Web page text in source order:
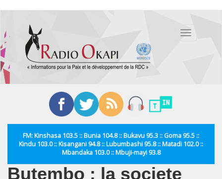
contenu
principal
Toggle
FM: Kinshasa 103.5 :: Bunia 104.8 :: Bukavu 95.3 :: Goma 95.5 ::
Kindu 103.0 :: Kisangani 94.8 :: Lubumbashi 95.8 :: Matadi 102.0 ::
Mbandaka 103.0 :: Mbuji-mayi 93.8
Butembo : la societe